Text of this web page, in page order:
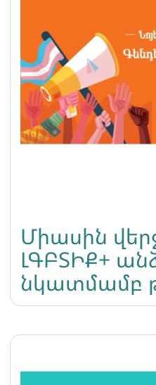
Միասին
ԼԳԲՏԻՔ+
նկատմամբ
բռնությանը